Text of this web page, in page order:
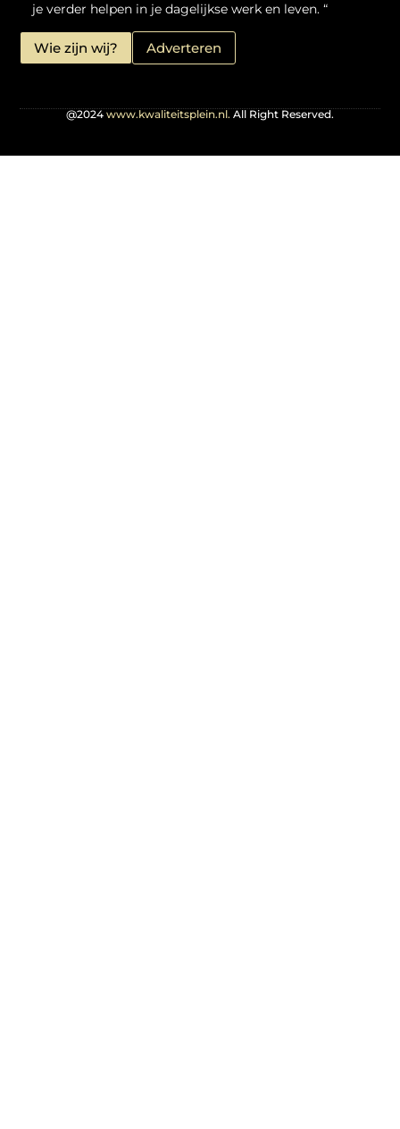
je verder helpen in je dagelijkse werk en leven. “
Wie zijn wij? Adverteren
@2024 www.kwaliteitsplein.nl. All Right Reserved.